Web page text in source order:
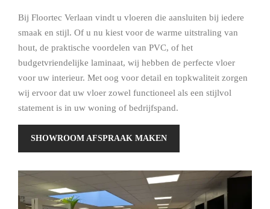
Bij Floortec Verlaan vindt u vloeren die aansluiten bij iedere
smaak en stijl. Of u nu kiest voor de warme uitstraling van
hout, de praktische voordelen van PVC, of het
budgetvriendelijke laminaat, wij hebben de perfecte vloer
voor uw interieur. Met oog voor detail en topkwaliteit zorgen
wij ervoor dat uw vloer zowel functioneel als een stijlvol
statement is in uw woning of bedrijfspand.
SHOWROOM AFSPRAAK MAKEN